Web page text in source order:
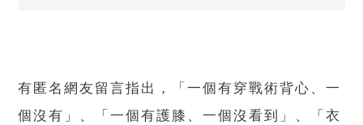
有匿名網友留言指出，「一個有穿戰術背心、一
個沒有」、「一個有護膝、一個沒看到」、「衣